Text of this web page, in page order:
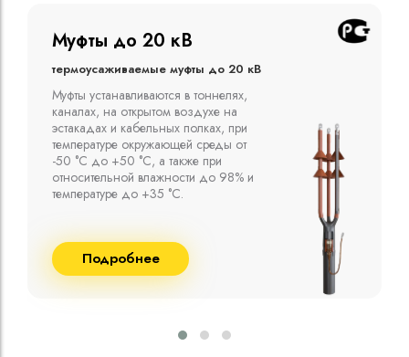
Муфты до 10 кВ
Термоусаживаемые муфты до 10 кВ
Компания ООО "Москабельторг"
предлагает, как соединительные
термоусаживаемые муфты на кабель
напряжением до 10 кВ с изоляцией
из маслопропитанной бумаги и
сшитого полиэтилена собственного
производства
Подробнее